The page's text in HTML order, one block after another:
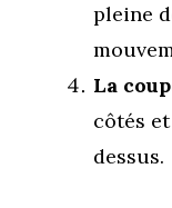
pleine
La
côtés
dessus.